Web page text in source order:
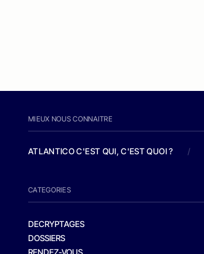
MIEUX NOUS CONNAITRE
ATLANTICO C'EST QUI, C'EST QUOI ? /
CATEGORIES
DECRYPTAGES
DOSSIERS
RENDEZ-VOUS